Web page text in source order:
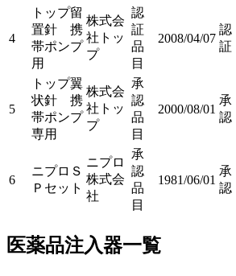
4
トップ留
置針 携
帯ポンプ
用
株式会
社トッ
プ
認
証
品
目
2008/04/07
認
証
5
トップ翼
状針 携
帯ポンプ
専用
株式会
社トッ
プ
承
認
品
目
2000/08/01
承
認
6
ニプロＳ
Ｐセット
ニプロ
株式会
社
承
認
品
目
1981/06/01
承
認
医薬品注入器一覧